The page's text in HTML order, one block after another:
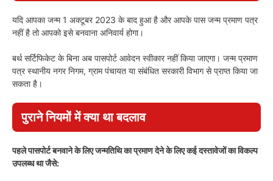
यदि आपका जन्म 1 अक्टूबर 2023 के बाद हुआ है और आपके पास जन्म प्रमाण पत्र
नहीं है तो आपको इसे बनवाना अनिवार्य होगा।
बर्थ सर्टिफिकेट के बिना अब पासपोर्ट आवेदन स्वीकार नहीं किया जाएगा। जन्म प्रमाण
पत्र स्थानीय नगर निगम, ग्राम पंचायत या संबंधित सरकारी विभाग से प्राप्त किया जा
सकता है।
पुराने नियमों में क्या था बदलाव
पहले पासपोर्ट बनवाने के लिए जन्मतिथि का प्रमाण देने के लिए कई दस्तावेजों का विकल्प
उपलब्ध था जैसे: